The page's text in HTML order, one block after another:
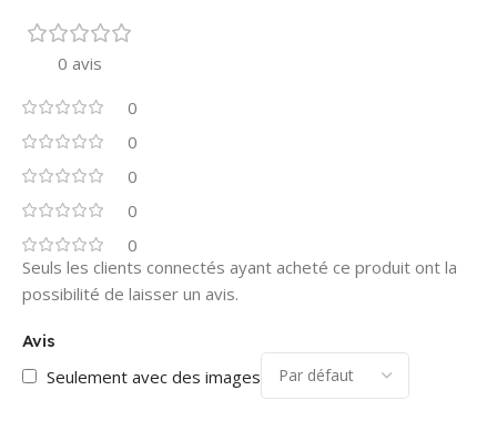
0 avis
0
0
0
0
0
Avis
Seulement avec des images
Seuls les clients connectés ayant acheté ce produit ont la
possibilité de laisser un avis.